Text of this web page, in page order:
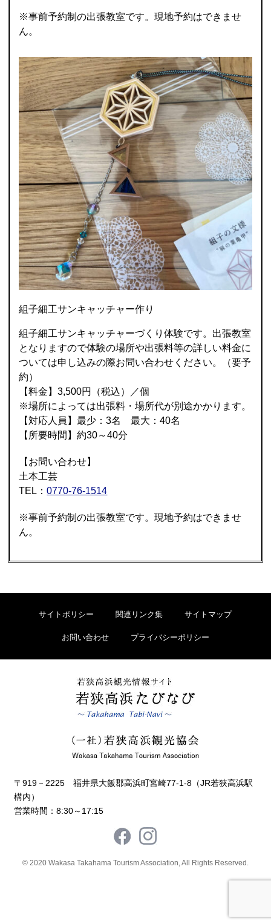
※事前予約制の出張教室です。現地予約はできませ
ん。
組子細工サンキャッチャー作り
組子細工サンキャッチャーづくり体験です。出張教室
となりますので体験の場所や出張料等の詳しい料金に
ついては申し込みの際お問い合わせください。（要予
約）
【料金】3,500円（税込）／個
※場所によっては出張料・場所代が別途かかります。
【対応人員】最少：3名 最大：40名
【所要時間】約30～40分
【お問い合わせ】
土本工芸
TEL：0770-76-1514
※事前予約制の出張教室です。現地予約はできませ
ん。
サイトポリシー 関連リンク集 サイトマップ
お問い合わせ プライバシーポリシー
〒919－2225 福井県大飯郡高浜町宮崎77-1-8（JR若狭高浜駅
構内）
営業時間：8:30～17:15
© 2020 Wakasa Takahama Tourism Association, All Rights Reserved.